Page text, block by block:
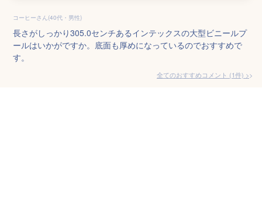
コーヒーさん(40代・男性)
長さがしっかり305.0センチあるインテックスの大型ビニールプ
ールはいかがですか。底面も厚めになっているのでおすすめで
す。
全てのおすすめコメント (1件) >